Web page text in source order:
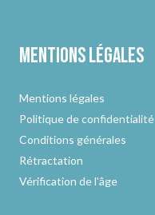
Mentions légales
Mentions légales
Politique de confidentialité
Conditions générales
Rétractation
Vérification de l'âge